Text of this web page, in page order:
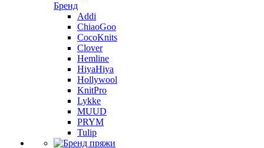
Бренд
Addi
ChiaoGoo
CocoKnits
Clover
Hemline
HiyaHiya
Hollywool
KnitPro
Lykke
MUUD
PRYM
Tulip